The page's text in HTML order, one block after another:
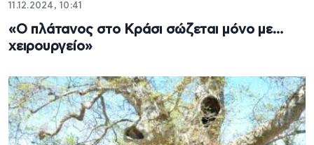
11.12.2024, 10:41
«Ο πλάτανος στο Κράσι σώζεται μόνο με…
χειρουργείο»